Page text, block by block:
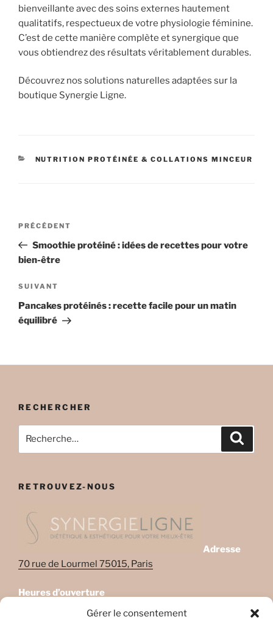
Gérer le consentement
bienveillante avec des soins externes hautement
qualitatifs, respectueux de votre physiologie féminine.
C’est de cette manière complète et synergique que
vous obtiendrez des résultats véritablement durables.
Découvrez nos solutions naturelles adaptées sur la
boutique Synergie Ligne.
CATÉGORIES
NUTRITION PROTÉINÉE & COLLATIONS MINCEUR
Navigation
l’article
Article
précédent
PRÉCÉDENT
Smoothie protéiné : idées de recettes pour votre
bien-être
Article
suivant
SUIVANT
Pancakes protéinés : recette facile pour un matin
équilibré
RECHERCHER
pour
RETROUVEZ-NOUS
Adresse
70 rue de Lourmel 75015, Paris
Heures d’ouverture
Lundi: 08:45–22:00